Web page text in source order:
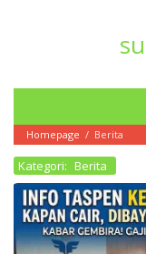
Homepage / Berita
Kategori: Berita